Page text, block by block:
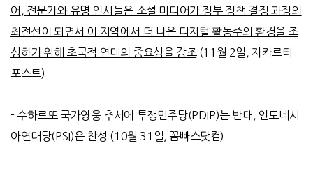
어
전문가와 유명 인사들은 소셜 미디어가 정부 정책 결정 과정의
최전선이 되면서 이 지역에서 더 나은 디지털 활동주의 환경을 조
성하기 위해 초국적 연대의 중요성을 강조 (11 월 2일 ,자카르타
포스트)
- 수하르또 국가영웅 추서에 투쟁민주당(PDIP)는 반대
인도네시
아연대당(PSI)은 찬성 (10월 31 일 꼼빠스닷컴)